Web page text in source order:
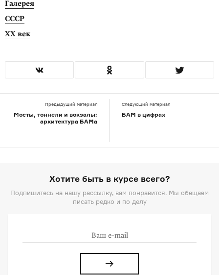
Галерея
СССР
XX век
Предыдущий материал
Мосты, тоннели и вокзалы:
архитектура БАМа
Следующий материал
БАМ в цифрах
Хотите быть в курсе всего?
Подпишитесь на нашу рассылку, вам понравится. Мы обещаем
писать редко и по делу